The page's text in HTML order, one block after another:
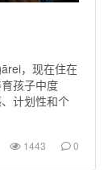
，现在住在
孩子中度
计划性和个
1443 0